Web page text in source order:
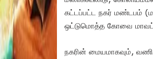
கட்டப்பட்ட நகர் மண்டபம்
ஒட்டுமொத்த கோவை
நகரின் மையமாகவும்,